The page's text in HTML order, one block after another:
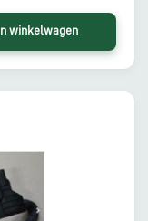
In winkelwagen